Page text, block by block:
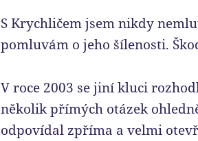
S Krychličem jsem nikdy
pomluvám o jeho šílenosti.
V roce 2003 se jiní kluci
několik přímých otázek
odpovídal zpříma a velmi